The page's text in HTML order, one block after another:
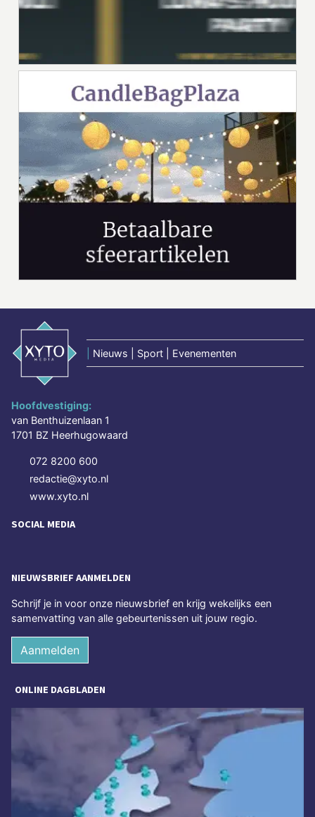
Nieuws | Sport | Evenementen
Hoofdvestiging:
van Benthuizenlaan 1
1701 BZ Heerhugowaard
072 8200 600
redactie@xyto.nl
www.xyto.nl
SOCIAL MEDIA
NIEUWSBRIEF AANMELDEN
Schrijf je in voor onze nieuwsbrief en krijg wekelijks een
samenvatting van alle gebeurtenissen uit jouw regio.
Aanmelden
ONLINE DAGBLADEN